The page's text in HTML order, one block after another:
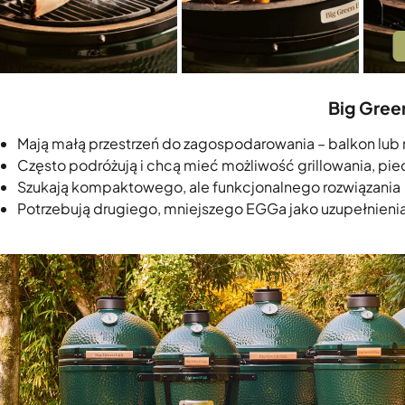
Big
Mają małą przestrzeń do zagospodarowania – balkon lub
Często podróżują i chcą mieć możliwość grillowania,
Szukają kompaktowego, ale funkcjonalnego rozwiązania
Potrzebują drugiego, mniejszego EGGa jako